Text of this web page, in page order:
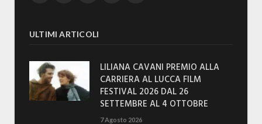
ULTIMI ARTICOLI
LILIANA CAVANI PREMIO ALLA
CARRIERA AL LUCCA FILM
FESTIVAL 2026 DAL 26
SETTEMBRE AL 4 OTTOBRE
7 Agosto 2026